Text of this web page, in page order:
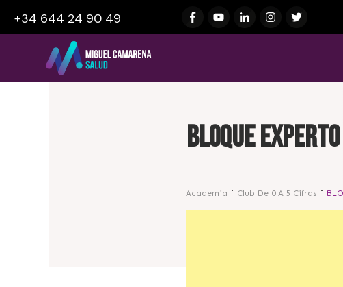
+34 644 24 90 49
BLOQUE
Academia Club De 0 A 5 Cifras